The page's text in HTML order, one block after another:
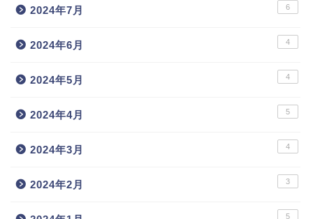
2024年7月 6
2024年6月 4
2024年5月 4
2024年4月 5
2024年3月 4
2024年2月 3
5